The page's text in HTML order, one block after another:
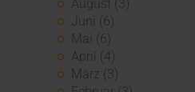
August (3)
Juni (6)
Mai (6)
April (4)
März (3)